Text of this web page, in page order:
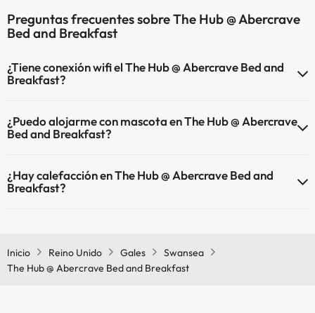
Preguntas frecuentes sobre The Hub @ Abercrave
Bed and Breakfast
¿Tiene conexión wifi el The Hub @ Abercrave Bed and
Breakfast?
¿Puedo alojarme con mascota en The Hub @ Abercrave
Bed and Breakfast?
mascotas.
¿Hay calefacción en The Hub @ Abercrave Bed and
Breakfast?
Inicio
Reino Unido Gales
Swansea
The Hub @ Abercrave Bed and Breakfast